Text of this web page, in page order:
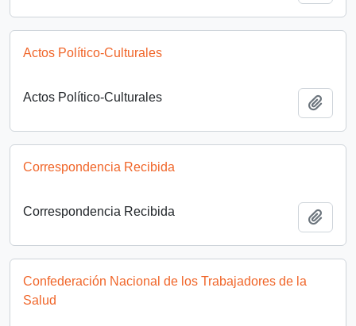
Actos Político-Culturales
Actos Político-Culturales
Correspondencia Recibida
Correspondencia Recibida
Confederación Nacional de los Trabajadores de la
Salud